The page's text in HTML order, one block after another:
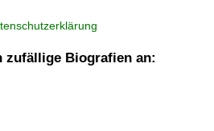
zufällige Biografien an: